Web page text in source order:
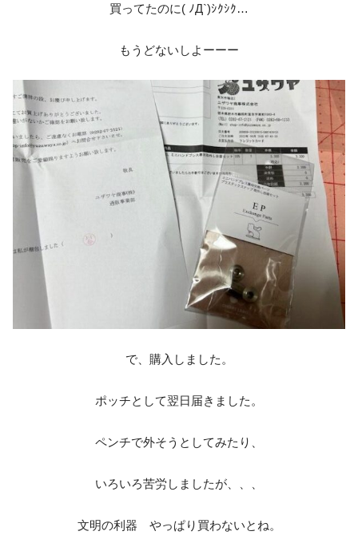
買ってたのに( ﾉД`)ｼｸｼｸ…
もうどないしよーーー
で、購入しました。
ポッチとして翌日届きました。
ペンチで外そうとしてみたり、
いろいろ苦労しましたが、、、
文明の利器 やっぱり買わないとね。